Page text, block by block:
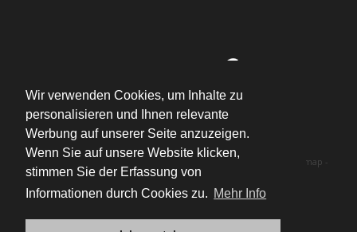
Wir verwenden Cookies, um Inhalte zu
personalisieren und Ihnen relevante
Werbung auf unserer Seite anzuzeigen.
Wenn Sie auf unsere Website klicken,
stimmen Sie der Erfassung von
Informationen durch Cookies zu. Mehr Info
NL-FR -EN-DE-ES-IT
Privacy policy Sitemap -